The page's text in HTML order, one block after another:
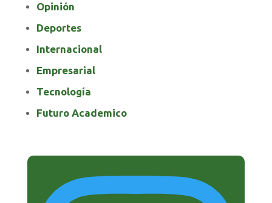
Opinión
Deportes
Internacional
Empresarial
Tecnología
Futuro Academico